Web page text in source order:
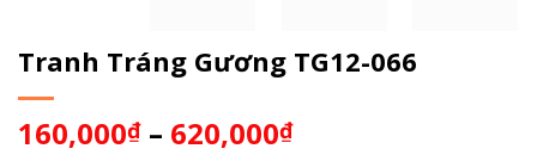
Tranh Tráng Gương TG12-066
160,000₫ – 620,000₫